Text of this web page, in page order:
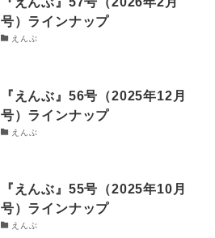
号）ラインナップ
えんぶ
『えんぶ』56号（2025年12月
号）ラインナップ
えんぶ
『えんぶ』55号（2025年10月
号）ラインナップ
えんぶ